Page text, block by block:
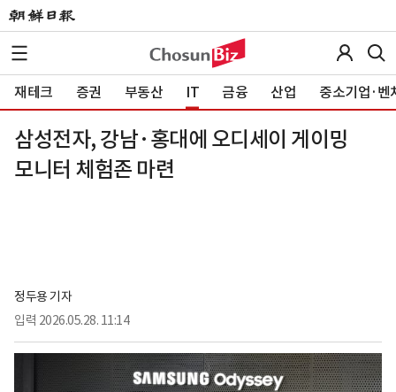
재테크 증권 부동산 IT 금융 산업 중소기업·벤
삼성전자, 강남·홍대에 오디세이 게이밍
모니터 체험존 마련
정두용 기자
입력 2026.05.28. 11:14